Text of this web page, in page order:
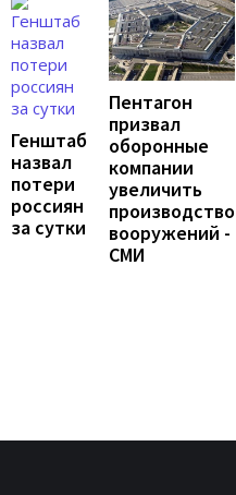
Генштаб
назвал
потери
россиян
за сутки
Пентагон
призвал
оборонные
компании
увеличить
производство
вооружений -
СМИ